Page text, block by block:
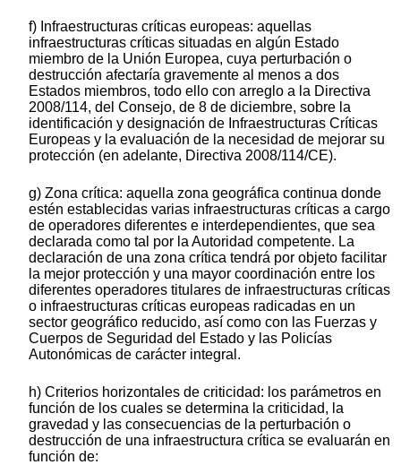
f) Infraestructuras críticas europeas: aquellas
infraestructuras críticas situadas en algún Estado
miembro de la Unión Europea, cuya perturbación o
destrucción afectaría gravemente al menos a dos
Estados miembros, todo ello con arreglo a la Directiva
2008/114, del Consejo, de 8 de diciembre, sobre la
identificación y designación de Infraestructuras Críticas
Europeas y la evaluación de la necesidad de mejorar su
protección (en adelante, Directiva 2008/114/CE).
g) Zona crítica: aquella zona geográfica continua donde
estén establecidas varias infraestructuras críticas a cargo
de operadores diferentes e interdependientes, que sea
declarada como tal por la Autoridad competente. La
declaración de una zona crítica tendrá por objeto facilitar
la mejor protección y una mayor coordinación entre los
diferentes operadores titulares de infraestructuras críticas
o infraestructuras críticas europeas radicadas en un
sector geográfico reducido, así como con las Fuerzas y
Cuerpos de Seguridad del Estado y las Policías
Autonómicas de carácter integral.
h) Criterios horizontales de criticidad: los parámetros en
función de los cuales se determina la criticidad, la
gravedad y las consecuencias de la perturbación o
destrucción de una infraestructura crítica se evaluarán en
función de: